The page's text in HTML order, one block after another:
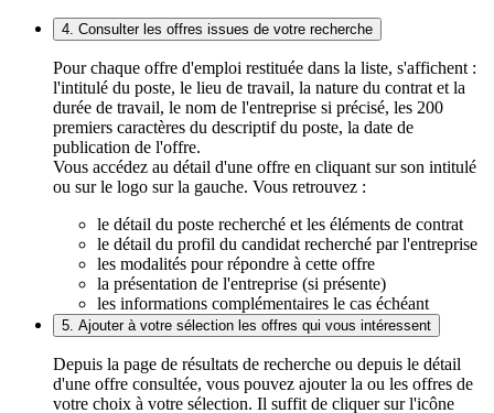
4. Consulter les offres issues de votre recherche
Pour chaque offre d'emploi restituée dans la liste, s'affichent :
l'intitulé du poste, le lieu de travail, la nature du contrat et la
durée de travail, le nom de l'entreprise si précisé, les 200
premiers caractères du descriptif du poste, la date de
publication de l'offre.
Vous accédez au détail d'une offre en cliquant sur son intitulé
ou sur le logo sur la gauche. Vous retrouvez :
le détail du poste recherché et les éléments de contrat
le détail du profil du candidat recherché par l'entreprise
les modalités pour répondre à cette offre
la présentation de l'entreprise (si présente)
les informations complémentaires le cas échéant
5. Ajouter à votre sélection les offres qui vous intéressent
Depuis la page de résultats de recherche ou depuis le détail
d'une offre consultée, vous pouvez ajouter la ou les offres de
votre choix à votre sélection. Il suffit de cliquer sur l'icône